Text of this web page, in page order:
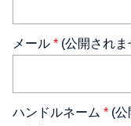
メール * (公開されま
ハンドルネーム * (